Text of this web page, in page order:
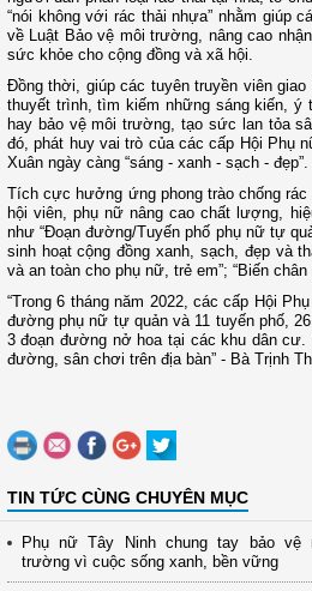
“nói không với rác thải nhựa” nhằm giúp
về Luật Bảo vệ môi trường, nâng cao
sức khỏe cho cộng đồng và xã hội.
Đồng thời, giúp các tuyên truyền viên
thuyết trình, tìm kiếm những sáng kiến, ý
hay bảo vệ môi trường, tạo sức lan tỏa
đó, phát huy vai trò của các cấp Hội Phụ
Xuân ngày càng “sáng - xanh - sạch - đẹp”.
Tích cực hưởng ứng phong trào chống
hội viên, phụ nữ nâng cao chất lượng,
như “Đoạn đường/Tuyến phố phụ nữ tự
sinh hoạt cộng đồng xanh, sạch, đẹp và
và an toàn cho phụ nữ, trẻ em”; “Biến chân
“Trong 6 tháng năm 2022, các cấp Hội
đường phụ nữ tự quản và 11 tuyến phố,
3 đoạn đường nở hoa tại các khu dân
đường, sân chơi trên địa bàn” - Bà Trịnh
TIN TỨC CÙNG CHUYÊN MỤC
Phụ nữ Tây Ninh chung tay bảo vệ
trường vì cuộc sống xanh, bền vững